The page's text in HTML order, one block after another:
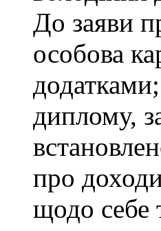
До заяви
особова
диплому,
про
щодо себе